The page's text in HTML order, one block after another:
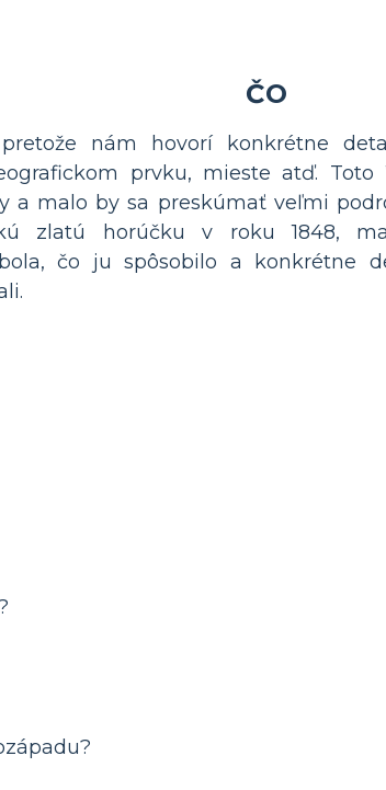
ČO
nám hovorí konkrétne
prvku, mieste atď. Toto
a malo by sa preskúmať veľmi
zlatú horúčku v roku 1848,
čo ju spôsobilo a konkrétne